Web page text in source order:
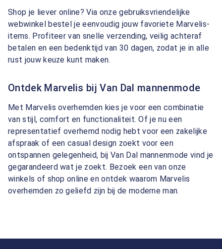
Shop je liever online? Via onze gebruiksvriendelijke
webwinkel bestel je eenvoudig jouw favoriete Marvelis-
items. Profiteer van snelle verzending, veilig achteraf
betalen en een bedenktijd van 30 dagen, zodat je in alle
rust jouw keuze kunt maken.
Ontdek Marvelis bij Van Dal mannenmode
Met Marvelis overhemden kies je voor een combinatie
van stijl, comfort en functionaliteit. Of je nu een
representatief overhemd nodig hebt voor een zakelijke
afspraak of een casual design zoekt voor een
ontspannen gelegenheid, bij Van Dal mannenmode vind je
gegarandeerd wat je zoekt. Bezoek een van onze
winkels of shop online en ontdek waarom Marvelis
overhemden zo geliefd zijn bij de moderne man.